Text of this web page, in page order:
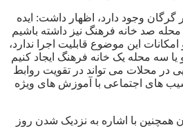
گرگان وجود دارد، اظهار داشت: ایده
صد خانه فرهنگ نیز داشته باشیم
این موضوع قابلیت اجرا ندارد،
یا سه محله یک خانه فرهنگ ایجاد کنیم
در محلات می تواند در تقویت روابط
های اجتماعی با آموزش های ویژه
با اشاره به نزدیک شدن روز